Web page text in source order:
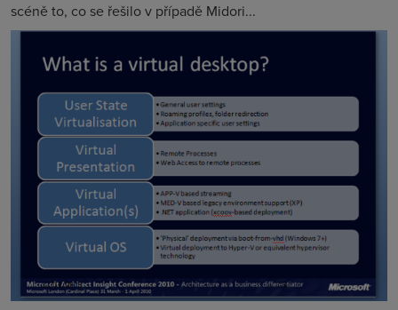
scéně to, co se řešilo v případě Midori...